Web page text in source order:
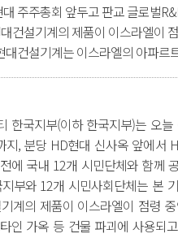
주주총회 앞두고 판교 글로벌
건설기계의 제품이 이스라엘이
대건설기계는 이스라엘의 아파르
한국지부(이하 한국지부)는 오
지, 분당 HD현대 신사옥 앞에서
에 국내 12개 시민단체와 함께
부와 12개 시민사회단체는 본
계의 제품이 이스라엘이 점령
인 가옥 등 건물 파괴에 사용되